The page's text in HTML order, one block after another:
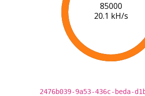
86000
20.2 kH/s
2476b039-9a53-436c-beda-